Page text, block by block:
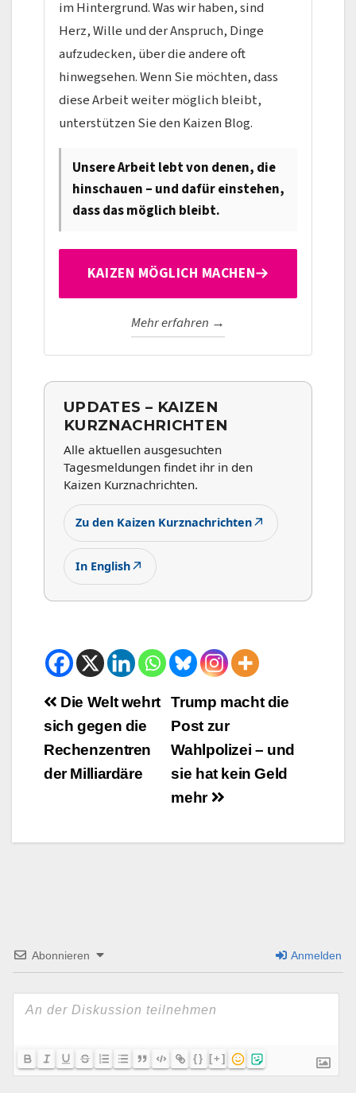
im Hintergrund. Was wir haben, sind
Herz, Wille und der Anspruch, Dinge
aufzudecken, über die andere oft
hinwegsehen. Wenn Sie möchten, dass
diese Arbeit weiter möglich bleibt,
unterstützen Sie den Kaizen Blog.
Unsere Arbeit lebt von denen, die
hinschauen – und dafür einstehen,
dass das möglich bleibt.
KAIZEN MÖGLICH MACHEN
Mehr erfahren →
UPDATES – KAIZEN
KURZNACHRICHTEN
Alle aktuellen ausgesuchten
Tagesmeldungen findet ihr in den
Kaizen Kurznachrichten.
Zu den Kaizen Kurznachrichten↗
In English↗
Beitrags-
Navigation
Trump macht die
Post zur
Wahlpolizei – und
sie hat kein Geld
mehr
Die Welt wehrt
sich gegen die
Rechenzentren
der Milliardäre
Abonnieren Anmelden
{} [+]